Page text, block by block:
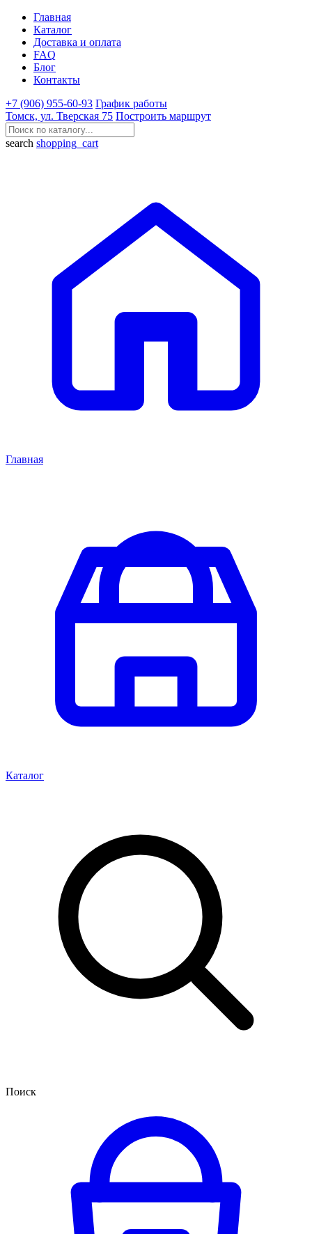
Главная
Каталог
Доставка и оплата
FAQ
Блог
Контакты
+7 (906) 955-60-93 График работы
Томск, ул. Тверская 75 Построить маршрут
search shopping_cart
Главная
Каталог
Поиск